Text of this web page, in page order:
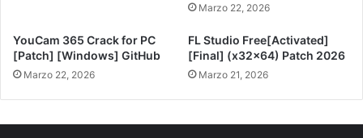
Marzo 22, 2026
YouCam 365 Crack for PC
[Patch] [Windows] GitHub
Marzo 22, 2026
FL Studio Free[Activated]
[Final] (x32x64) Patch 2026
Marzo 21, 2026